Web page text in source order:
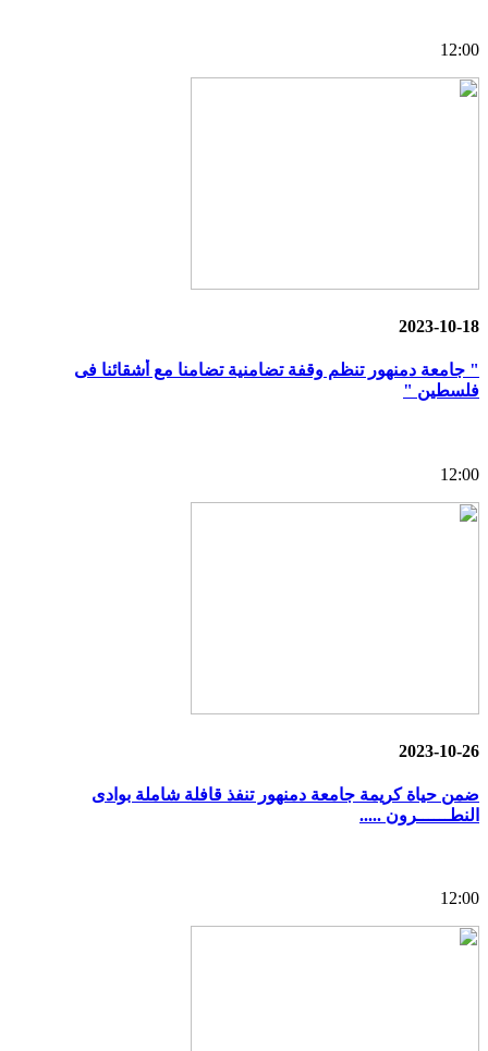
12:00
2023-10-18
" جامعة دمنهور تنظم وقفة تضامنية تضامنا مع أشقائنا فى
فلسطين "
12:00
2023-10-26
ضمن حياة كريمة جامعة دمنهور تنفذ قافلة شاملة بوادى
النطــــــرون .....
12:00